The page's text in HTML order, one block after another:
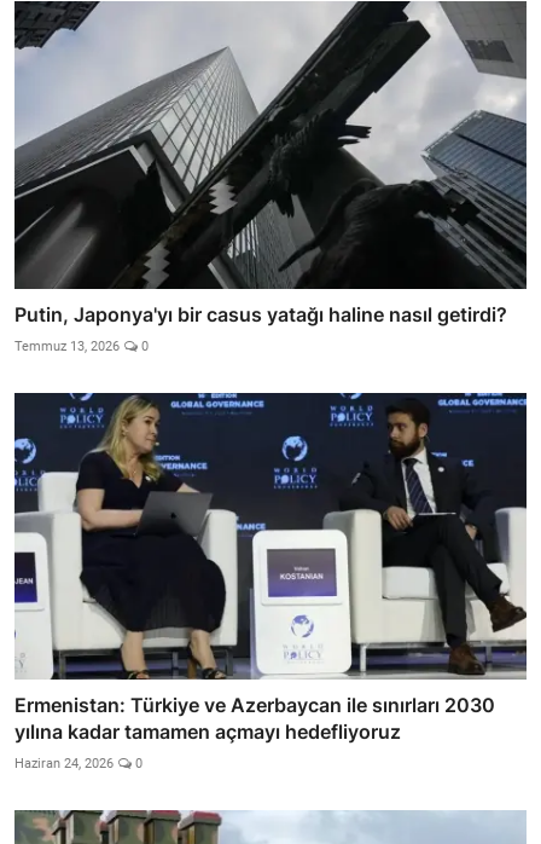
Putin, Japonya'yı bir casus yatağı haline nasıl getirdi?
Temmuz 13, 2026 0
Ermenistan: Türkiye ve Azerbaycan ile sınırları 2030
yılına kadar tamamen açmayı hedefliyoruz
Haziran 24, 2026 0